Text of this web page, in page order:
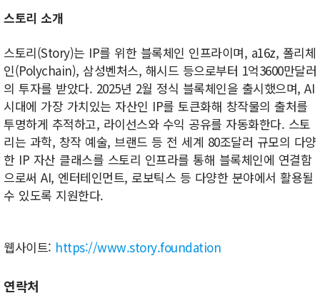
스토리 소개
스토리(Story)는 IP를 위한 블록체인 인프라이며, a16z, 폴리체
인(Polychain), 삼성벤처스, 해시드 등으로부터 1억3600만달러
의 투자를 받았다. 2025년 2월 정식 블록체인을 출시했으며, AI
시대에 가장 가치있는 자산인 IP를 토큰화해 창작물의 출처를
투명하게 추적하고, 라이선스와 수익 공유를 자동화한다. 스토
리는 과학, 창작 예술, 브랜드 등 전 세계 80조달러 규모의 다양
한 IP 자산 클래스를 스토리 인프라를 통해 블록체인에 연결함
으로써 AI, 엔터테인먼트, 로보틱스 등 다양한 분야에서 활용될
수 있도록 지원한다.
웹사이트: https://www.story.foundation
연락처